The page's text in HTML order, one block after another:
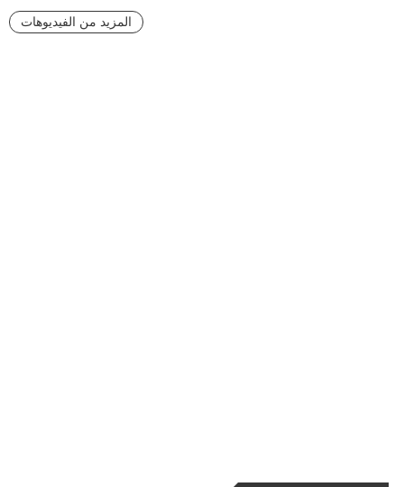
المزيد من الفيديوهات